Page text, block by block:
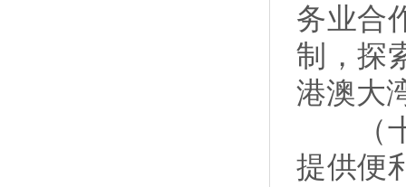
务业合
制，探
港澳大
（十
提供便